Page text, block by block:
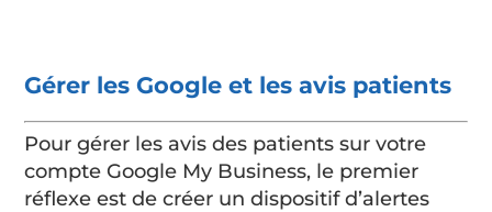
Gérer les Google et les avis patients
Pour gérer les avis des patients sur votre
compte Google My Business, le premier
réflexe est de créer un dispositif d’alertes